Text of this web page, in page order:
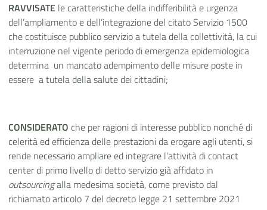
RAVVISATE le caratteristiche della indifferibilità e urgenza
dell’ampliamento e dell’integrazione del citato Servizio 1500
che costituisce pubblico servizio a tutela della collettività, la cui
interruzione nel vigente periodo di emergenza epidemiologica
determina un mancato adempimento delle misure poste in
essere a tutela della salute dei cittadini;
CONSIDERATO che per ragioni di interesse pubblico nonché di
celerità ed efficienza delle prestazioni da erogare agli utenti, si
rende necessario ampliare ed integrare l’attività di contact
center di primo livello di detto servizio già affidato in
outsourcingalla medesima società, come previsto dal
richiamato articolo 7 del decreto legge 21 settembre 2021